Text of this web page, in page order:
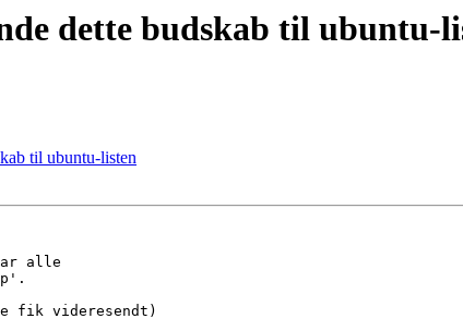
dette budskab til ubuntu-
til ubuntu-listen
alle
fik videresendt)